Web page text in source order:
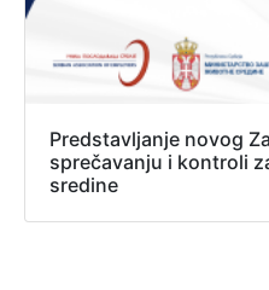
Predstavljanje novog
sprečavanju i kontroli
sredine